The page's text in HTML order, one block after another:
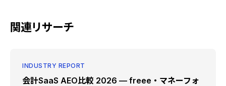
関連リサーチ
INDUSTRY REPORT
会計SaaS AEO比較 2026 — freee・マネーフォ